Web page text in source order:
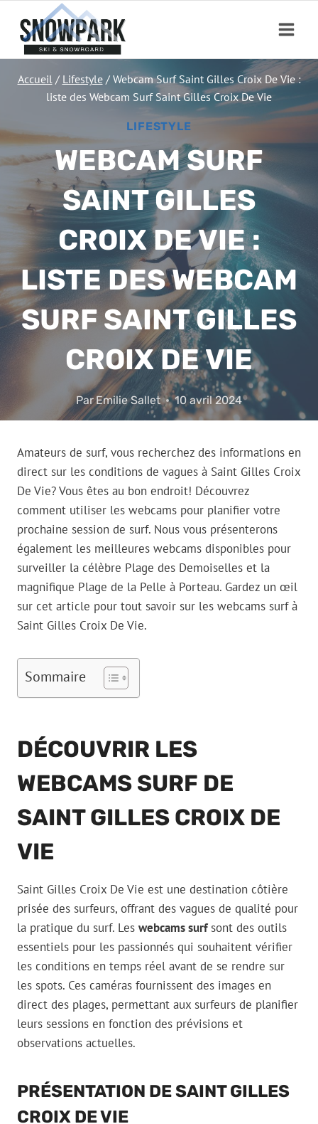
contenu
Accueil / Lifestyle / Webcam Surf Saint Gilles Croix De Vie :
liste des Webcam Surf Saint Gilles Croix De Vie
LIFESTYLE
WEBCAM SURF
SAINT GILLES
CROIX DE VIE :
LISTE DES WEBCAM
SURF SAINT GILLES
CROIX DE VIE
ParEmilie Sallet 10 avril 2024
Amateurs de surf, vous recherchez des informations en
direct sur les conditions de vagues à Saint Gilles Croix
De Vie? Vous êtes au bon endroit! Découvrez
comment utiliser les webcams pour planifier votre
prochaine session de surf. Nous vous présenterons
également les meilleures webcams disponibles pour
surveiller la célèbre Plage des Demoiselles et la
magnifique Plage de la Pelle à Porteau. Gardez un œil
sur cet article pour tout savoir sur les webcams surf à
Saint Gilles Croix De Vie.
Sommaire
DÉCOUVRIR LES
WEBCAMS SURF DE
SAINT GILLES CROIX DE
VIE
Saint Gilles Croix De Vie est une destination côtière
prisée des surfeurs, offrant des vagues de qualité pour
la pratique du surf. Les webcams surfsont des outils
essentiels pour les passionnés qui souhaitent vérifier
les conditions en temps réel avant de se rendre sur
les spots. Ces caméras fournissent des images en
direct des plages, permettant aux surfeurs de planifier
leurs sessions en fonction des prévisions et
observations actuelles.
PRÉSENTATION DE SAINT GILLES
CROIX DE VIE